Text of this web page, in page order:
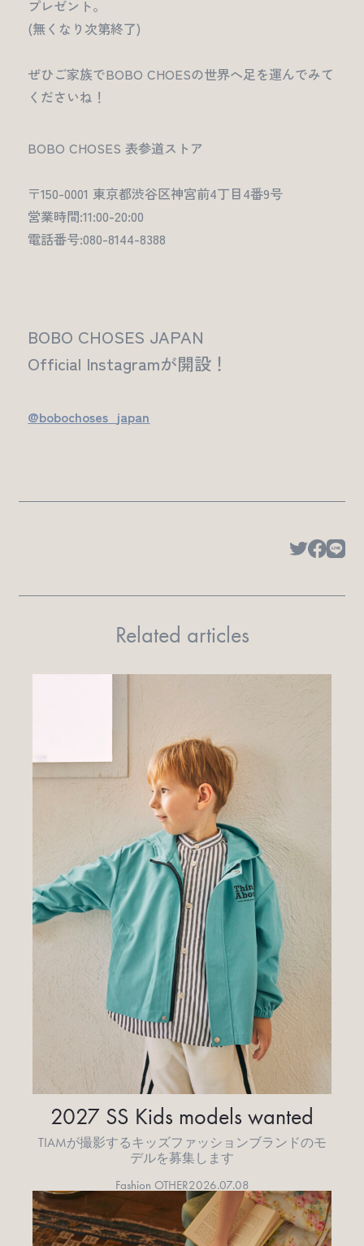
プレゼント。
(無くなり次第終了)
ぜひご家族でBOBO CHOESの世界へ足を運んでみて
くださいね！
BOBO CHOSES 表参道ストア
〒150-0001 東京都渋谷区神宮前4丁目4番9号
営業時間:11:00-20:00
電話番号:080-8144-8388
BOBO CHOSES JAPAN
Official Instagramが開設！
@bobochoses_japan
Related articles
2027 SS Kids models wanted
TIAMが撮影するキッズファッションブランドのモ
デルを募集します
Fashion OTHER2026.07.08